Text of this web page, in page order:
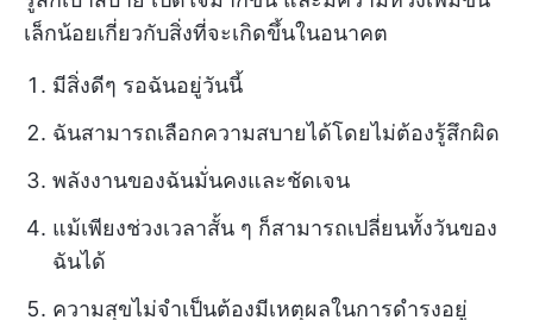
เล็กน้อยเกี่ยวกับสิ่งที่จะเกิดขึ้นในอนาคต
มีสิ่งดีๆ รอฉันอยู่วันนี้
ฉันสามารถเลือกความสบายได้โดยไม่ต้องรู้สึกผิด
พลังงานของฉันมั่นคงและชัดเจน
แม้เพียงช่วงเวลาสั้น ๆ ก็สามารถเปลี่ยนทั้งวันของ
ฉันได้
ความสุขไม่จำเป็นต้องมีเหตุผลในการดำรงอยู่